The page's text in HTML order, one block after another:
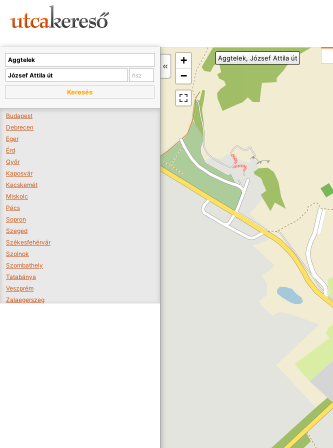
+
−
Aggtelek, József Attila út
Keresés
Budapest
Debrecen
Eger
Érd
Győr
Kaposvár
Kecskemét
Miskolc
Pécs
Sopron
Szeged
Székesfehérvár
Szolnok
Szombathely
Tatabánya
Veszprém
Zalaegerszeg
A térképet kicsinyíteni kell, hogy látszódjanak a boltok.
Boltok látszódjanak >>